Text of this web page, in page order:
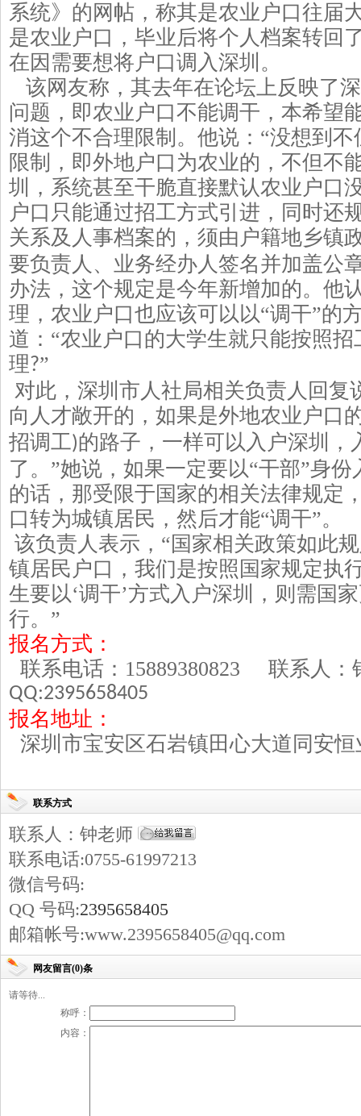
系统》的网帖，称其是农业户口往届
是农业户口，毕业后将个人档案转回
在因需要想将户口调入深圳。
该网友称，其去年在论坛上反映了
问题，即农业户口不能调干，本希望
消这个不合理限制。他说： “没想到
限制，即外地户口为农业的，不但不
圳，系统甚至干脆直接默认农业户口
户口只能通过招工方式引进，同时还
关系及人事档案的，须由户籍地乡镇
要负责人、业务经办人签名并加盖公
办法，这个规定是今年新增加的。他
理，农业户口也应该可以以“调干”的
道：“农业户口的大学生就只能按照
理 ?”
对此，深圳市人社局相关负责人回复
向人才敞开的，如果是外地农业户口
招调工)的路子，一样可以入户深圳，
了。”她说，如果一定要以“干部”身
的话，那受限于国家的相关法律规定
口转为城镇居民，然后才能“调干”。
该负责人表示， “国家相关政策如此
镇居民户口，我们是按照国家规定执
生要以‘调干’方式入户深圳，则需国
行。”
报名方式：
联系电话： 15889380823 联系人
QQ:2395658405
报名地址：
深圳市宝安区石岩镇田心大道同安
联系方式
联系人：钟老师
联系电话:0755-61997213
微信号码:
QQ 号码:2395658405
邮箱帐号:www.2395658405@qq.com
网友留言(0)条
请等待...
称呼：
内容：